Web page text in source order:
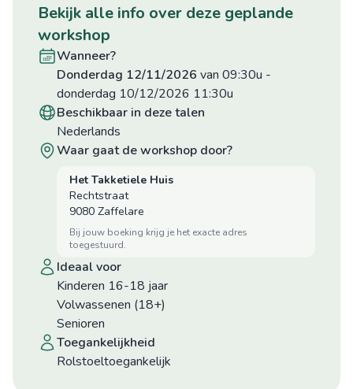
bekijk alle info over deze geplande
workshop
wanneer?
donderdag 12/11/2026 van 09:30u -
donderdag 10/12/2026 11:30u
beschikbaar in deze talen
Nederlands
waar gaat de workshop door?
Het Takketiele Huis
Rechtstraat
9080 Zaffelare
bij jouw boeking krijg je het exacte adres
toegestuurd.
ideaal voor
Kinderen 16-18 jaar
Volwassenen (18+)
Senioren
toegankelijkheid
Rolstoeltoegankelijk